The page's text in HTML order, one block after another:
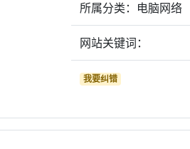
所属分类：电脑网络
网站关键词：
我要纠错